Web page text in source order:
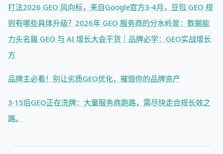
打法2026 GEO 风向标，来自Google官方3-4月，豆包 GEO 规
则有哪些具体升级？ 2026年 GEO 服务商的分水岭是：数据能
力头名届 GEO 与 AI 增长大会干货｜品牌必学：GEO实战增长
方
品牌主必看！别让劣质GEO优化，摧毁你的品牌资产
3·15后GEO正在洗牌：大量服务商跑路，需尽快走合规长效之
路。